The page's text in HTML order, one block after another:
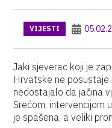
VIJESTI
Jaki sjeverac koji je
Hrvatske ne
nedostajalo da jačina
Srećom, intervencijom
je spašena, a veliki